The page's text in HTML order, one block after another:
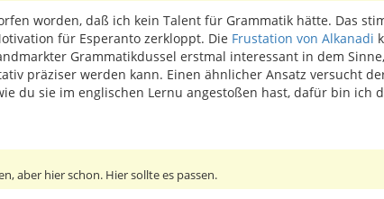
worden, daß ich kein Talent für Grammatik hätte. Das
für Esperanto zerkloppt. Die Frustation von Alkanadi
Grammatikdussel erstmal interessant in dem
präziser werden kann. Einen ähnlicher Ansatz versucht
du sie im englischen Lernu angestoßen hast, dafür bin ich
aber hier schon. Hier sollte es passen.